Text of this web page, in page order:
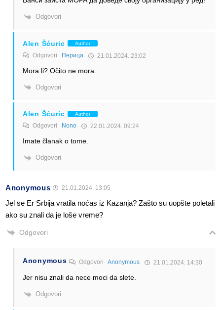
Odgovori
Alen Šćuric Author
Odgovori Перица 21.01.2024. 23:02
Mora li? Očito ne mora.
Odgovori
Alen Šćuric Author
Odgovori Nono 22.01.2024. 09:24
Imate članak o tome.
Odgovori
Anonymous 21.01.2024. 13:05
Jel se Er Srbija vratila noćas iz Kazanja? Zašto su uopšte poletali
ako su znali da je loše vreme?
Odgovori
Anonymous OdgovoriAnonymous 21.01.2024. 14:30
Jer nisu znali da nece moci da slete.
Odgovori